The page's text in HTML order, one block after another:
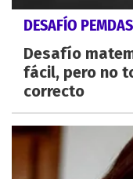
DESAFÍO PEMDAS
Desafío
fácil, pero no
correcto